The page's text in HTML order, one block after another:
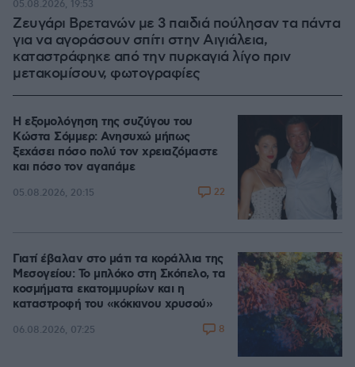
Ζευγάρι Βρετανών με 3 παιδιά πούλησαν τα πάντα
για να αγοράσουν σπίτι στην Αιγιάλεια,
καταστράφηκε από την πυρκαγιά λίγο πριν
μετακομίσουν, φωτογραφίες
05.08.2026, 19:53
Η εξομολόγηση της συζύγου του
Κώστα Σόμμερ: Ανησυχώ μήπως
ξεχάσει πόσο πολύ τον χρειαζόμαστε
και πόσο τον αγαπάμε
05.08.2026, 20:15 22
Γιατί έβαλαν στο μάτι τα κοράλλια της
Μεσογείου: Το μπλόκο στη Σκόπελο, τα
κοσμήματα εκατομμυρίων και η
καταστροφή του «κόκκινου χρυσού»
06.08.2026, 07:25 8